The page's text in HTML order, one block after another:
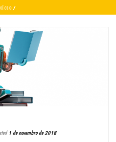
/
1 de novembro de 2018